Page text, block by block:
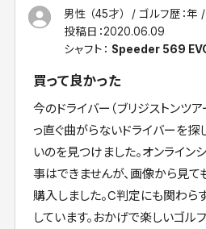
男性 （45才） ゴルフ歴：年
投稿日：2020.06.09
シャフト： Speeder 569
買って良かった
今のドライバー（ブリジストンツ
っ直ぐ曲がらないドライバーを探
いのを見つけました。オンライン
事はできませんが、画像から見て
購入しました。C判定にも関わら
しています。おかげで楽しいゴル